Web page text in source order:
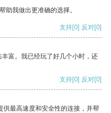
助我做出更准确的选择。
支持[0] 反对[0]
富。我已经玩了好几个小时，还
支持[0] 反对[0]
最高速度和安全性的连接，并帮